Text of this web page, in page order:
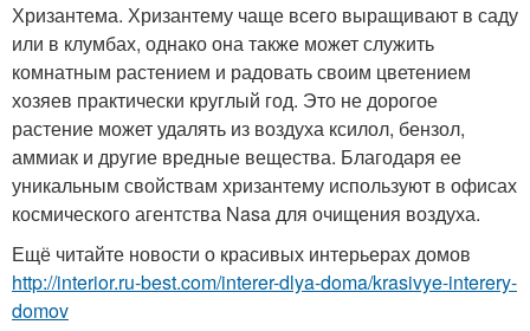
Хризантема. Хризантему чаще всего выращивают в саду
или в клумбах, однако она также может служить
комнатным растением и радовать своим цветением
хозяев практически круглый год. Это не дорогое
растение может удалять из воздуха ксилол, бензол,
аммиак и другие вредные вещества. Благодаря ее
уникальным свойствам хризантему используют в офисах
космического агентства Nasa для очищения воздуха.
Ещё читайте новости о красивых интерьерах домов
http://interior.ru-best.com/interer-dlya-doma/krasivye-interery-
domov